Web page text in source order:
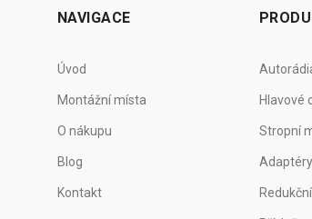
NAVIGACE
Úvod
Montážní místa
O nákupu
Blog
Kontakt
Hlavové
Stropní
Adaptéry